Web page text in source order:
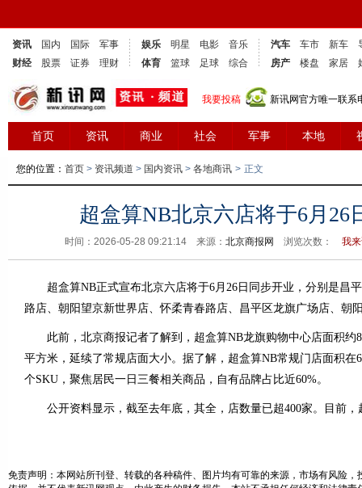
资讯 国内 国际
军事
财经
股票 证券 理财
娱乐 明星 电影
音乐
体育
篮球 足球 综合
汽车 车市 新车
房产
楼盘 家居
我要投稿 新讯网官方唯一联
首页 资讯 商业 社会 军事 本地
您的位置： 首页 > 资讯频道 > 国内资讯 > 各地商讯 > 正文
超盒算NB北京六店将于6月26
时间：2026-05-28 09:21:14 来源： 北京商报网 浏览次数： 我
超盒算NB正式宣布北京六店将于6月26日同步开业，分别是昌
路店、朝阳望京新世界店、怀柔青春路店、昌平区龙旗广场店、朝
此前，北京商报记者了解到，超盒算NB龙旗购物中心店面积约
平方米，延续了常规店面大小。据了解，超盒算NB常规门店面积在
个SKU，聚焦居民一日三餐相关商品，自有品牌占比近60%。
公开资料显示，截至去年底，其全，店数量已超400家。目前，
免责声明：本网站所刊登、转载的各种稿件、图片均有可靠的来源，市场有风险